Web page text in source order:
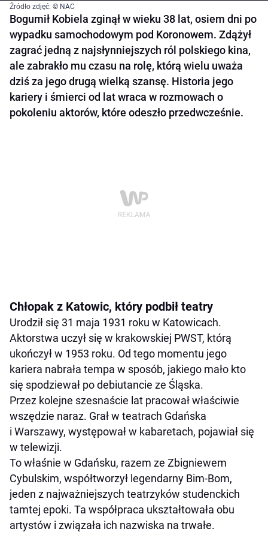
Źródło zdjęć: © NAC
Bogumił Kobiela zginął w wieku 38 lat, osiem dni po
wypadku samochodowym pod Koronowem. Zdążył
zagrać jedną z najsłynniejszych ról polskiego kina,
ale zabrakło mu czasu na rolę, którą wielu uważa
dziś za jego drugą wielką szansę. Historia jego
kariery i śmierci od lat wraca w rozmowach o
pokoleniu aktorów, które odeszło przedwcześnie.
Chłopak z Katowic, który podbił teatry
Urodził się 31 maja 1931 roku w Katowicach.
Aktorstwa uczył się w krakowskiej PWST, którą
ukończył w 1953 roku. Od tego momentu jego
kariera nabrała tempa w sposób, jakiego mało kto
się spodziewał po debiutancie ze Śląska.
Przez kolejne szesnaście lat pracował właściwie
wszędzie naraz. Grał w teatrach Gdańska
i Warszawy, występował w kabaretach, pojawiał się
w telewizji.
To właśnie w Gdańsku, razem ze Zbigniewem
Cybulskim, współtworzył legendarny Bim-Bom,
jeden z najważniejszych teatrzyków studenckich
tamtej epoki. Ta współpraca ukształtowała obu
artystów i związała ich nazwiska na trwałe.